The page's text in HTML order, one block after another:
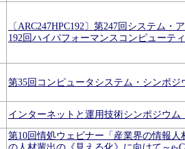
〔ARC247HPC192〕第247回システム・
192回ハイパフォーマンスコンピューテ
第35回コンピュータシステム・シンポジ
インターネットと運用技術シンポジウム
第10回情処ウェビナー「産業界の情報人